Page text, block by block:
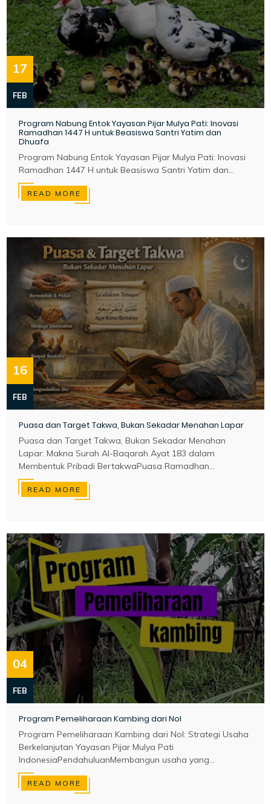
17
FEB
Program Nabung Entok Yayasan Pijar Mulya Pati: Inovasi
Ramadhan 1447 H untuk Beasiswa Santri Yatim dan
Dhuafa
Program Nabung Entok Yayasan Pijar Mulya Pati: Inovasi
Ramadhan 1447 H untuk Beasiswa Santri Yatim dan...
READ MORE
16
FEB
Puasa dan Target Takwa, Bukan Sekadar Menahan Lapar
Puasa dan Target Takwa, Bukan Sekadar Menahan
Lapar: Makna Surah Al-Baqarah Ayat 183 dalam
Membentuk Pribadi BertakwaPuasa Ramadhan...
READ MORE
04
FEB
Program Pemeliharaan Kambing dari Nol
Program Pemeliharaan Kambing dari Nol: Strategi Usaha
Berkelanjutan Yayasan Pijar Mulya Pati
IndonesiaPendahuluanMembangun usaha yang...
READ MORE